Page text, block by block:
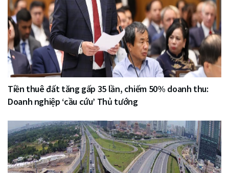
Tiền thuê đất tăng gấp 35 lần, chiếm 50% doanh thu:
Doanh nghiệp ‘cầu cứu’ Thủ tướng